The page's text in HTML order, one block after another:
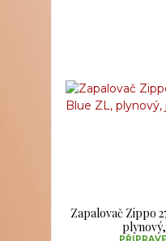
Zapalovač Zippo